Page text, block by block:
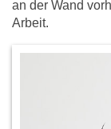
an der Wand
Arbeit.